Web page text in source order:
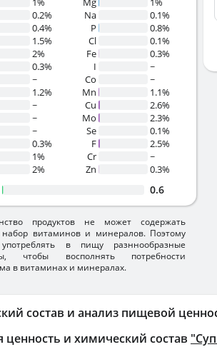
состав и анализ пищевой
и химический состав
0.2%
0.4%
1.5%
2%
0.3%
~
1.2%
~
~
~
0.3%
1%
2%
Na
0.1%
P
0.8%
Cl
0.1%
Fe
0.3%
I
~
Co
~
Mn
1.1%
Cu
2.6%
Mo
2.3%
Se
0.1%
F
2.5%
Cr
~
Zn
0.3%
0.6
продуктов не может содержать
витаминов и минералов. Поэтому
в пищу разннообразные
чтобы восполнять потребности
в витаминах и минералах.